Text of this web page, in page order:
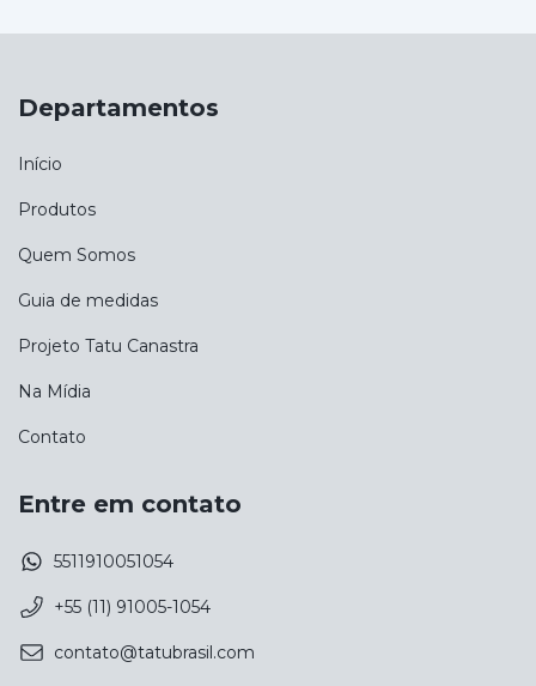
Departamentos
Início
Produtos
Quem Somos
Guia de medidas
Projeto Tatu Canastra
Na Mídia
Contato
Entre em contato
5511910051054
+55 (11) 91005-1054
contato@tatubrasil.com